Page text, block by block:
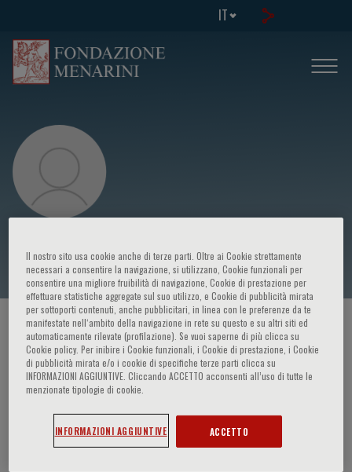
IT
Marcello Govoni
HOME PAGE / CORSI ED EVENTI / RELATORE
Marcello Govoni
Il nostro sito usa cookie anche di terze parti. Oltre ai Cookie strettamente
necessari a consentire la navigazione, si utilizzano, Cookie funzionali per
consentire una migliore fruibilità di navigazione, Cookie di prestazione per
effettuare statistiche aggregate sul suo utilizzo, e Cookie di pubblicità mirata
per sottoporti contenuti, anche pubblicitari, in linea con le preferenze da te
manifestate nell‘ambito della navigazione in rete su questo e su altri siti ed
automaticamente rilevate (profilazione). Se vuoi saperne di più clicca su
Cookie policy. Per inibire i Cookie funzionali, i Cookie di prestazione, i Cookie
di pubblicità mirata e/o i cookie di specifiche terze parti clicca su
INFORMAZIONI AGGIUNTIVE. Cliccando ACCETTO acconsenti all’uso di tutte le
menzionate tipologie di cookie.
INFORMAZIONI AGGIUNTIVE ACCETTO